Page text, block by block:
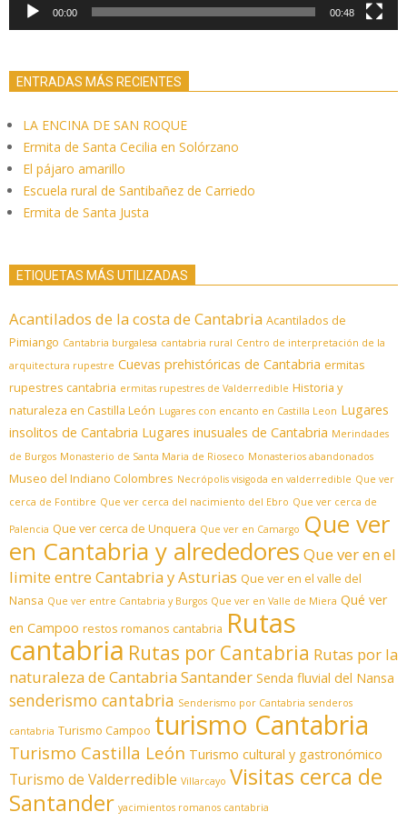
00:00 00:48
ENTRADAS MÁS RECIENTES
LA ENCINA DE SAN ROQUE
Ermita de Santa Cecilia en Solórzano
El pájaro amarillo
Escuela rural de Santibañez de Carriedo
Ermita de Santa Justa
ETIQUETAS MÁS UTILIZADAS
Acantilados de la costa de Cantabria Acantilados de
Pimiango Cantabria burgalesa cantabria rural Centro de interpretación de la
arquitectura rupestre Cuevas prehistóricas de Cantabria ermitas
rupestres cantabria ermitas rupestres de Valderredible Historia y
naturaleza en Castilla León Lugares con encanto en Castilla Leon Lugares
insolitos de Cantabria Lugares inusuales de Cantabria Merindades
de Burgos Monasterio de Santa Maria de Rioseco Monasterios abandonados
Museo del Indiano Colombres Necrópolis visigoda en valderredible Que ver
cerca de Fontibre Que ver cerca del nacimiento del Ebro Que ver cerca de
Palencia Que ver cerca de Unquera Que ver en Camargo Que ver
en Cantabria y alrededores Que ver en el
limite entre Cantabria y Asturias Que ver en el valle del
Nansa Que ver entre Cantabria y Burgos Que ver en Valle de Miera Qué ver
en Campoo restos romanos cantabria Rutas
cantabria Rutas por Cantabria Rutas por la
naturaleza de CantabriaSantander Senda fluvial del Nansa
senderismo cantabria Senderismo por Cantabria senderos
cantabria Turismo Campoo turismo Cantabria
Turismo Castilla León Turismo cultural y gastronómico
Turismo de Valderredible Villarcayo Visitas cerca de
Santander yacimientos romanos cantabria